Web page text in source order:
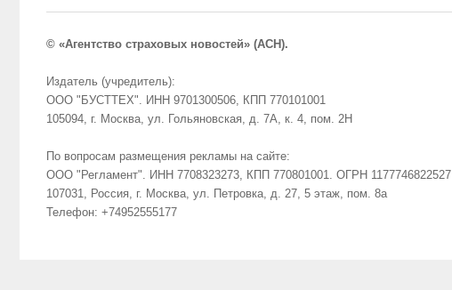
© «Агентство страховых новостей» (АСН).
Издатель (учредитель):
ООО "БУСТТЕХ". ИНН 9701300506, КПП 770101001
105094, г. Москва, ул. Гольяновская, д. 7А, к. 4, пом. 2Н
По вопросам размещения рекламы на сайте:
ООО "Регламент". ИНН 7708323273, КПП 770801001. ОГРН 1177746822527
107031, Россия, г. Москва, ул. Петровка, д. 27, 5 этаж, пом. 8а
Телефон: +74952555177